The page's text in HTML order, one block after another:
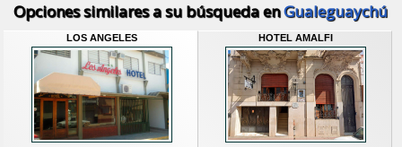
Opciones similares a su búsqueda enGualeguaychú
LOS ANGELES HOTEL AMALFI